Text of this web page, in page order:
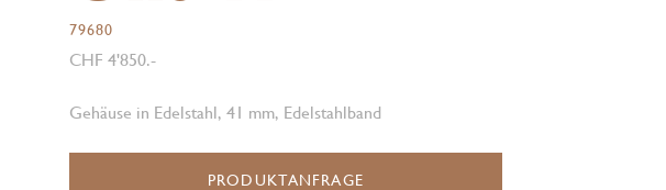
79680
CHF 4'850.-
Gehäuse in Edelstahl, 41 mm, Edelstahlband
PRODUKTANFRAGE